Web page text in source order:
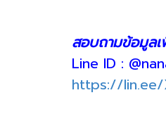
สอบถามข้อมูล
Line ID :
https://